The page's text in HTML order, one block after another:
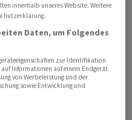
er ein kurzes
dem Bürgersteig zu
Wjatscheslaw
ersten Erkenntnissen
Rakete getroffen
auf, zunächst weiter in
innerhalb unseres Website. Weitere
Daten, um Folgendes
zur Identifikation
Informationen auf einem Endgerät.
von Werbeleistung und der
sowie Entwicklung und